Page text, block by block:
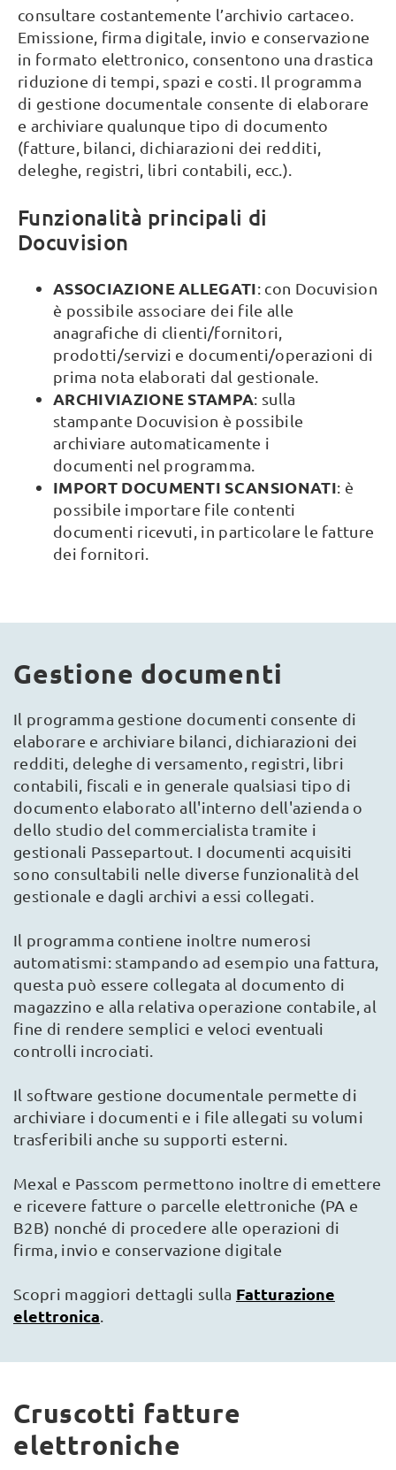
consultare costantemente l’archivio cartaceo.
Emissione, firma digitale, invio e conservazione
in formato elettronico, consentono una drastica
riduzione di tempi, spazi e costi. Il programma
di gestione documentale consente di elaborare
e archiviare qualunque tipo di documento
(fatture, bilanci, dichiarazioni dei redditi,
deleghe, registri, libri contabili, ecc.).
Funzionalità principali di
Docuvision
ASSOCIAZIONE ALLEGATI: con Docuvision
è possibile associare dei file alle
anagrafiche di clienti/fornitori,
prodotti/servizi e documenti/operazioni di
prima nota elaborati dal gestionale.
ARCHIVIAZIONE STAMPA: sulla
stampante Docuvision è possibile
archiviare automaticamente i
documenti nel programma.
IMPORT DOCUMENTI SCANSIONATI: è
possibile importare file contenti
documenti ricevuti, in particolare le fatture
dei fornitori.
Gestione documenti
Il programma gestione documenti consente di
elaborare e archiviare bilanci, dichiarazioni dei
redditi, deleghe di versamento, registri, libri
contabili, fiscali e in generale qualsiasi tipo di
documento elaborato all'interno dell'azienda o
dello studio del commercialista tramite i
gestionali Passepartout. I documenti acquisiti
sono consultabili nelle diverse funzionalità del
gestionale e dagli archivi a essi collegati.
Il programma contiene inoltre numerosi
automatismi: stampando ad esempio una fattura,
questa può essere collegata al documento di
magazzino e alla relativa operazione contabile, al
fine di rendere semplici e veloci eventuali
controlli incrociati.
Il software gestione documentale permette di
archiviare i documenti e i file allegati su volumi
trasferibili anche su supporti esterni.
Mexal e Passcom permettono inoltre di emettere
e ricevere fatture o parcelle elettroniche (PA e
B2B) nonché di procedere alle operazioni di
firma, invio e conservazione digitale
Scopri maggiori dettagli sulla Fatturazione
elettronica
Cruscotti fatture
elettroniche